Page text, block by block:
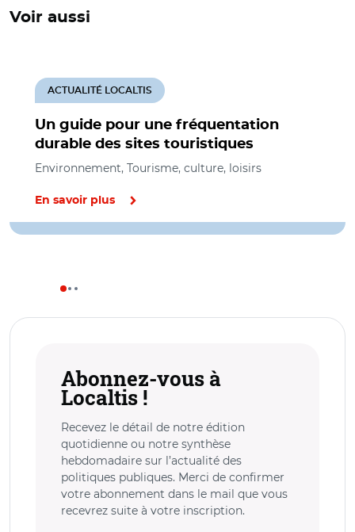
Voir aussi
Un guide pour une fréquentation
durable des sites touristiques
ACTUALITÉ LOCALTIS
Environnement, Tourisme, culture, loisirs
En savoir plus
Abonnez-vous à
Localtis !
Recevez le détail de notre édition
quotidienne ou notre synthèse
hebdomadaire sur l’actualité des
politiques publiques. Merci de confirmer
votre abonnement dans le mail que vous
recevrez suite à votre inscription.